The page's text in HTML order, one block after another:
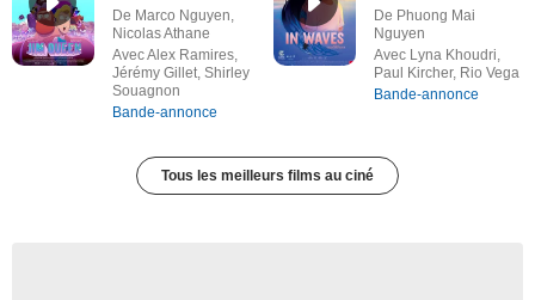
De Marco Nguyen,
Nicolas Athane
Avec Alex Ramires,
Jérémy Gillet, Shirley
Souagnon
Bande-annonce
De Phuong Mai
Nguyen
Avec Lyna Khoudri,
Paul Kircher, Rio Vega
Bande-annonce
Tous les meilleurs films au ciné